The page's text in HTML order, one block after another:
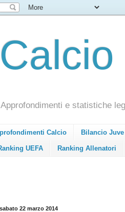
Approfondimenti e statistiche
Calcio Bilancio Juve
UEFA Ranking Allenatori
sabato 22 marzo 2014